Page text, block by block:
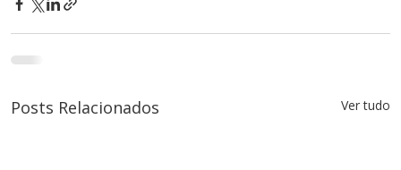
Posts Relacionados Ver tudo